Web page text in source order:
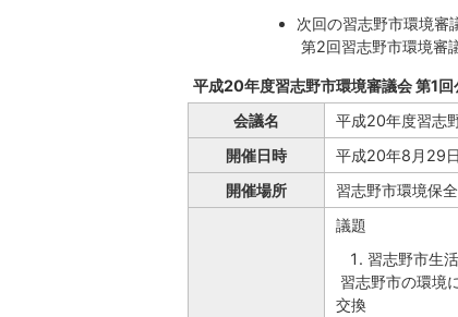
次回の習志野市環境審
第2回習志野市環境審
平成20年度習志野市環境審議会 第1
会議名
平成20年度習志
開催日時
平成20年8月29
開催場所
習志野市環境保
議題
習志野市生
習志野市の環境
交換